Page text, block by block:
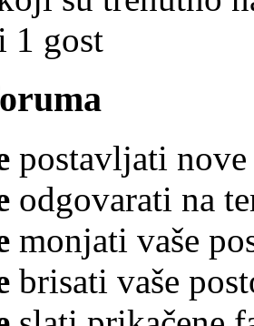
1 gost
postavljati
odgovarati na
monjati vaše
brisati vaše